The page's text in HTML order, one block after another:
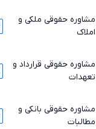
مشاوره حقوقی ملکی و
املاک
مشاوره حقوقی قرارداد و
تعهدات
مشاوره حقوقی بانکی و
مطالبات